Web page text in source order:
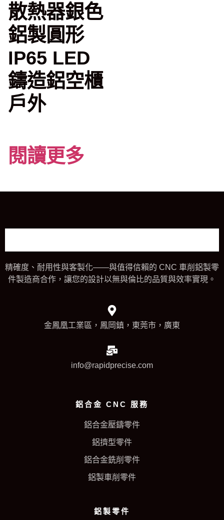
散熱器銀色
鋁製圓形
IP65 LED
鑄造鋁空櫃
戶外
閱讀更多
精確度、耐用性與客製化——與值得信賴的 CNC 車削鋁製零
件製造商合作，讓您的設計以無與倫比的品質與效率實現。
金鳳凰工業區，鳳岡鎮，東莞市，廣東
info@rapidprecise.com
鋁合金 CNC 服務
鋁合金壓鑄零件
鋁擠型零件
鋁合金銑削零件
鋁製車削零件
鋁製零件